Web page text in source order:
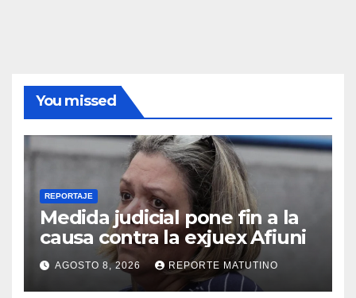
You missed
REPORTAJE
Medida judicial pone fin a la
causa contra la exjuex Afiuni
AGOSTO 8, 2026 REPORTE MATUTINO